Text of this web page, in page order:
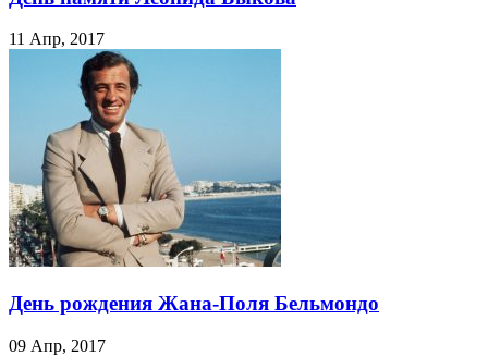
11 Апр, 2017
День рождения Жана-Поля Бельмондо
09 Апр, 2017